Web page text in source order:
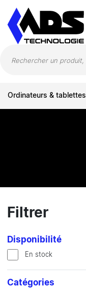
Ordinateurs & tablettes
Filtrer
Disponibilité
En stock
Catégories